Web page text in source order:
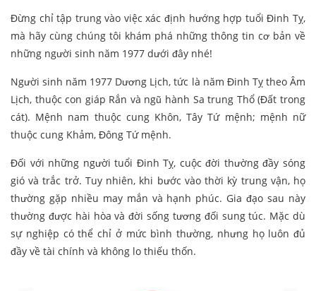
Đừng chỉ tập trung vào việc xác định hướng hợp tuổi Đinh Tỵ,
mà hãy cùng chúng tôi khám phá những thông tin cơ bản về
những người sinh năm 1977 dưới đây nhé!
Người sinh năm 1977 Dương Lịch, tức là năm Đinh Tỵ theo Âm
Lịch, thuộc con giáp Rắn và ngũ hành Sa trung Thổ (Đất trong
cát). Mệnh nam thuộc cung Khôn, Tây Tứ mệnh; mệnh nữ
thuộc cung Khảm, Đông Tứ mệnh.
Đối với những người tuổi Đinh Tỵ, cuộc đời thường đầy sóng
gió và trắc trở. Tuy nhiên, khi bước vào thời kỳ trung vận, họ
thường gặp nhiều may mắn và hạnh phúc. Gia đạo sau này
thường được hài hòa và đời sống tương đối sung túc. Mặc dù
sự nghiệp có thể chỉ ở mức bình thường, nhưng họ luôn đủ
đầy về tài chính và không lo thiếu thốn.